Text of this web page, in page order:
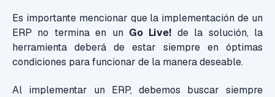
Es importante mencionar que la implementación de un
ERP no termina en un Go Live! de la solución, la
herramienta deberá de estar siempre en óptimas
condiciones para funcionar de la manera deseable.
Al implementar un ERP, debemos buscar siempre